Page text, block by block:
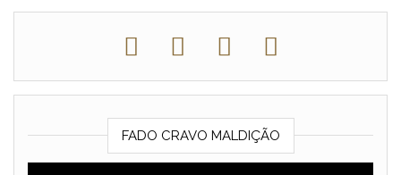
FADO CRAVO MALDIÇÃO